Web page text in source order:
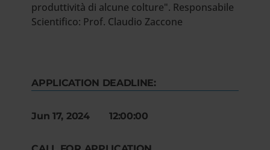
produttività di alcune colture". Responsabile
Scientifico: Prof. Claudio Zaccone
APPLICATION DEADLINE:
Jun 17, 2024 12:00:00